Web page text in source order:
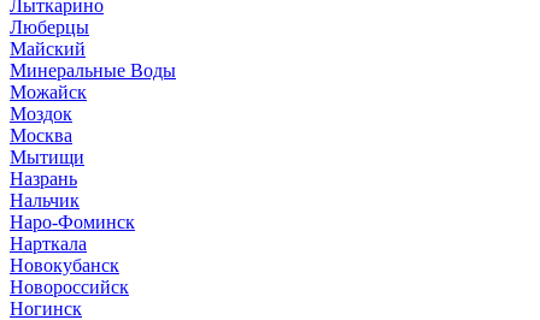
Лыткарино
Люберцы
Майский
Минеральные Воды
Можайск
Моздок
Москва
Мытищи
Назрань
Нальчик
Наро-Фоминск
Нарткала
Новокубанск
Новороссийск
Ногинск